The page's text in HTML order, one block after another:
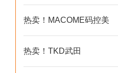
热卖！MACOME码控美
热卖！TKD武田